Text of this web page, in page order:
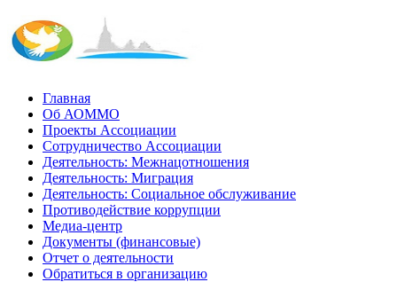
Главная
Об АОММО
Проекты Ассоциации
Сотрудничество Ассоциации
Деятельность: Межнацотношения
Деятельность: Миграция
Деятельность: Социальное обслуживание
Противодействие коррупции
Медиа-центр
Документы (финансовые)
Отчет о деятельности
Обратиться в организацию